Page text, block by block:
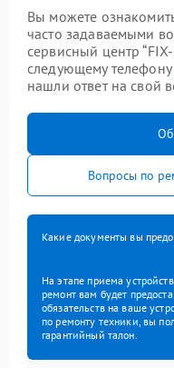
Вы можете
часто задаваемыми
сервисный центр
следующему телефону
нашли ответ на свой
Вопросы по
Какие документы вы
На этапе приема
ремонт вам будет
обязательств на ваше
по ремонту техники, вы
гарантийный талон.